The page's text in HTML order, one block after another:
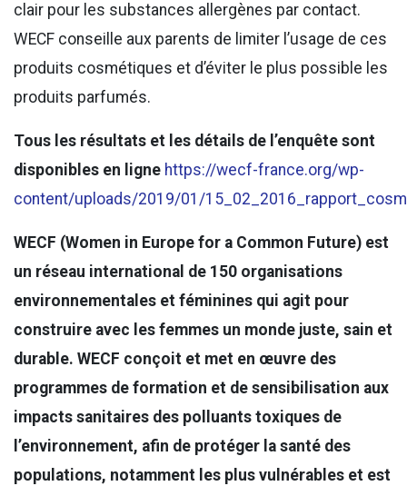
clair pour les substances allergènes par contact.
WECF conseille aux parents de limiter l’usage de ces
produits cosmétiques et d’éviter le plus possible les
produits parfumés.
Tous les résultats et les détails de l’enquête sont
disponibles en ligne https://wecf-france.org/wp-
content/uploads/2019/01/
WECF (Women in Europe for a Common Future) est
un réseau international de 150 organisations
environnementales et féminines qui agit pour
construire avec les femmes un monde juste, sain et
durable. WECF conçoit et met en œuvre des
programmes de formation et de sensibilisation aux
impacts sanitaires des polluants toxiques de
l’environnement, afin de protéger la santé des
populations, notamment les plus vulnérables et est